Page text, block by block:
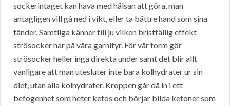
sockerintaget kan hava med hälsan att göra, man
antagligen vill gå ned i vikt, eller ta bättre hand som sina
tänder. Samtliga känner till ju vilken bristfällig effekt
strösocker har på våra garnityr. För vår form gör
strösocker heller inga direkta under samt det blir allt
vanligare att man utesluter inte bara kolhydrater ur sin
diet, utan alla kolhydrater. Kroppen går då in i ett
befogenhet som heter ketos och börjar bilda ketoner som